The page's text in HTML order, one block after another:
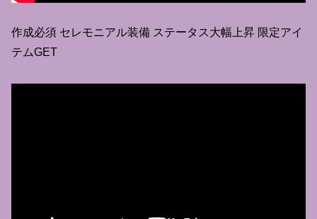
作成必須 セレモニアル装備 ステータス大幅上昇 限定アイ
テムGET